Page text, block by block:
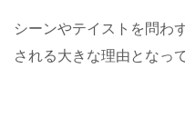
シーンやテイストを問わ
される大きな理由となっ